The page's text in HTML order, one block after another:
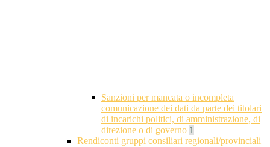
Sanzioni per mancata o incompleta
comunicazione dei dati da parte dei titolari
di incarichi politici, di amministrazione, di
direzione o di governo 1
Rendiconti gruppi consiliari regionali/provinciali